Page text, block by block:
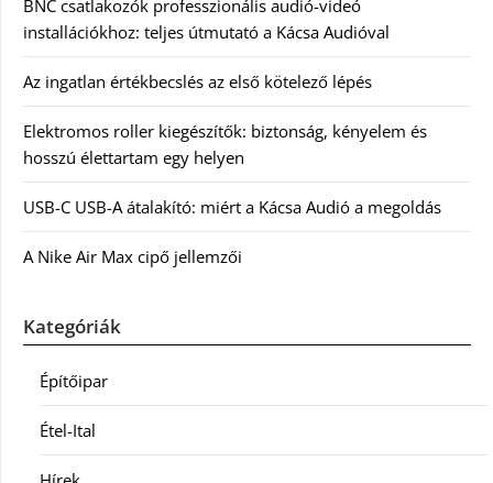
BNC csatlakozók professzionális audió-videó
installációkhoz: teljes útmutató a Kácsa Audióval
Az ingatlan értékbecslés az első kötelező lépés
Elektromos roller kiegészítők: biztonság, kényelem és
hosszú élettartam egy helyen
USB-C USB-A átalakító: miért a Kácsa Audió a megoldás
A Nike Air Max cipő jellemzői
Kategóriák
Építőipar
Étel-Ital